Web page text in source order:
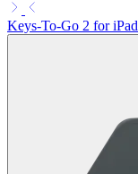
Keys-To-Go 2 for iPad